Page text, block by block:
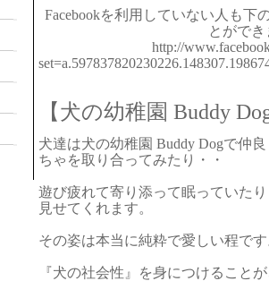
Facebookを利用していない人も下
とがで
http://
【犬の幼稚園 Buddy
犬達は犬の幼稚園 Buddy Dogで仲
ちゃを取り合ってみたり・・
遊び疲れて寄り添って眠っていた
見せてくれます。
その姿は本当に純粋で愛しい程で
『犬の社会性』を身につけること